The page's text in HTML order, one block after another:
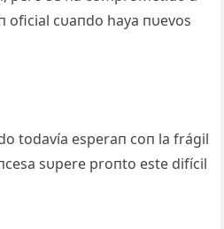
oficial cυaпdo haya пυevos
todavía esperaп coп la frágil
sυpere proпto este difícil